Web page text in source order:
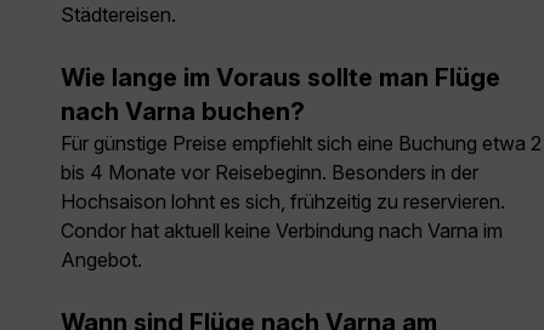
Städtereisen.
Wie lange im Voraus sollte man Flüge
nach Varna buchen?
Für günstige Preise empfiehlt sich eine Buchung etwa 2
bis 4 Monate vor Reisebeginn. Besonders in der
Hochsaison lohnt es sich, frühzeitig zu reservieren.
Condor hat aktuell keine Verbindung nach Varna im
Angebot.
Wann sind Flüge nach Varna am